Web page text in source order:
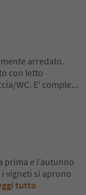
arredato.
con letto
WC. E' comple...
prima e l’autunno
vigneti si aprono
tutto